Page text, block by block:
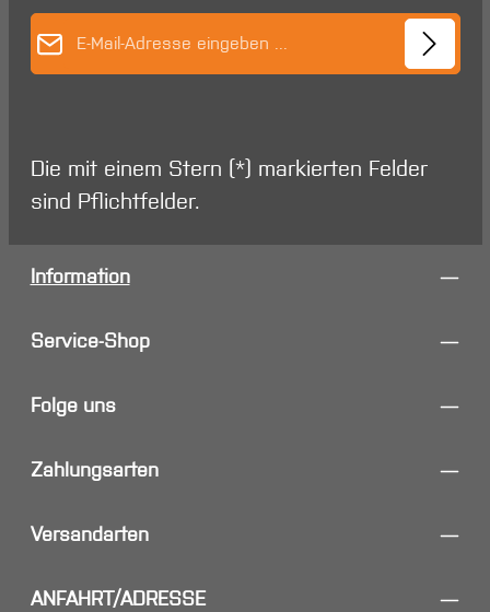
Die mit einem Stern (*) markierten Felder
sind Pflichtfelder.
Information
Service-Shop
Folge uns
Zahlungsarten
Versandarten
ANFAHRT/ADRESSE